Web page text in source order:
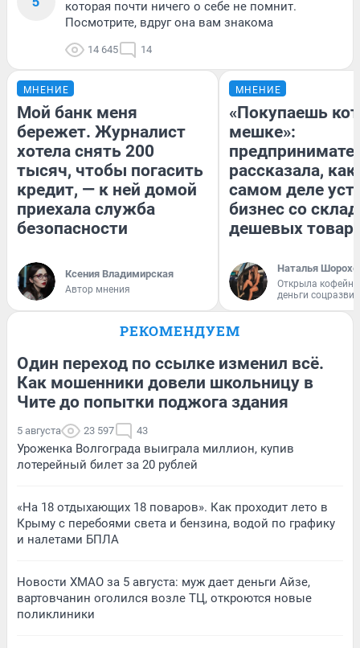
которая почти ничего о себе не помнит.
Посмотрите, вдруг она вам знакома
14 645 14
МНЕНИЕ
Мой банк меня
бережет. Журналист
хотела снять 200
тысяч, чтобы погасить
кредит, — к ней домой
приехала служба
безопасности
Ксения Владимирская
Автор мнения
МНЕНИЕ
«Покупаешь
мешке»:
рассказала, как
самом деле
бизнес со
дешевых
Наталья
Открыла
деньги
РЕКОМЕНДУЕМ
Один переход по ссылке изменил всё.
Как мошенники довели школьницу в
Чите до попытки поджога здания
5 августа 23 597 43
Уроженка Волгограда выиграла миллион, купив
лотерейный билет за 20 рублей
«На 18 отдыхающих 18 поваров». Как проходит лето в
Крыму с перебоями света и бензина, водой по графику
и налетами БПЛА
Новости ХМАО за 5 августа: муж дает деньги Айзе,
вартовчанин оголился возле ТЦ, откроются новые
поликлиники